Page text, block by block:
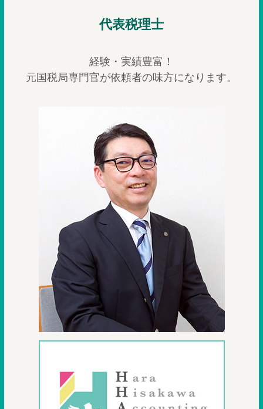
代表税理士
経験・実績豊富！
元国税局専門官が依頼者の味方になります。